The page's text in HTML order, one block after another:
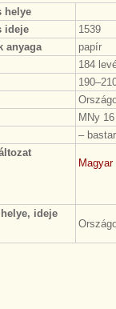
helye
ideje
1539
anyaga
papír
184
MNy 16
–
ideje